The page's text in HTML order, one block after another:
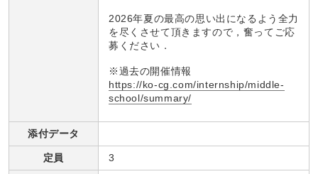
2026年夏の最高の思い出になるよう全力
を尽くさせて頂きますので，奮ってご応
募ください．
※過去の開催情報
https://ko-cg.com/internship/middle-
school/summary/
添付データ
定員 3